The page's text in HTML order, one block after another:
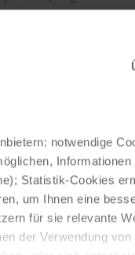
notwendige
Statistik-Cookies
um Ihnen eine
für sie relevante
der Verwendung von
und
gesamten
das Hotel
Küche und
Lounge mit